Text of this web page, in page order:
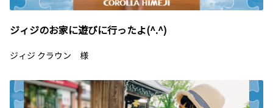
ジィジのお家に遊びに行ったよ(^.^)
ジィジ クラウン 様